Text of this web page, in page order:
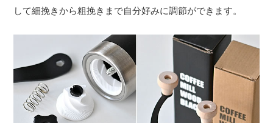
して細挽きから粗挽きまで自分好みに調節ができます。